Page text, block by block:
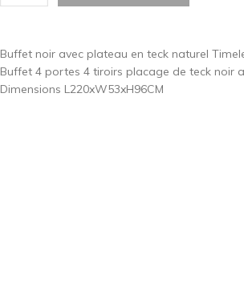
Buffet noir avec plateau en teck naturel
Buffet 4 portes 4 tiroirs placage de teck noir
Dimensions L220xW53xH96CM